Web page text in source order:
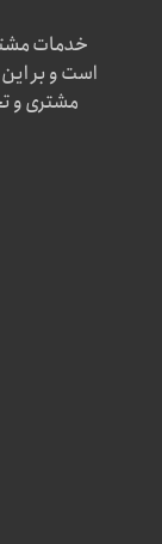
خدمات
است و بر
مشتری و